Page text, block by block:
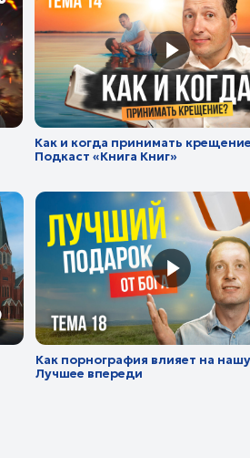
Подкаст «Книга Книг»
Как порнография влияет на нашу жизнь? |
Лучшее впереди